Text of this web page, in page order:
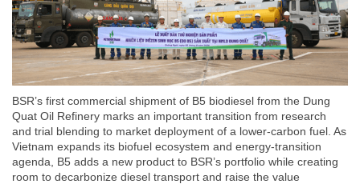
BSR’s first commercial shipment of B5 biodiesel from the Dung
Quat Oil Refinery marks an important transition from research
and trial blending to market deployment of a lower-carbon fuel. As
Vietnam expands its biofuel ecosystem and energy-transition
agenda, B5 adds a new product to BSR’s portfolio while creating
room to decarbonize diesel transport and raise the value